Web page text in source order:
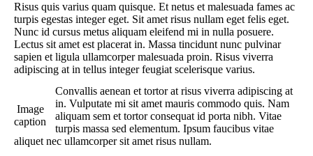
Risus quis varius quam quisque. Et netus et malesuada fames ac
turpis egestas integer eget. Sit amet risus nullam eget felis eget.
Nunc id cursus metus aliquam eleifend mi in nulla posuere.
Lectus sit amet est placerat in. Massa tincidunt nunc pulvinar
sapien et ligula ullamcorper malesuada proin. Risus viverra
adipiscing at in tellus integer feugiat scelerisque varius.
Image
caption
Convallis aenean et tortor at risus viverra adipiscing at
in. Vulputate mi sit amet mauris commodo quis. Nam
aliquam sem et tortor consequat id porta nibh. Vitae
turpis massa sed elementum. Ipsum faucibus vitae
aliquet nec ullamcorper sit amet risus nullam.